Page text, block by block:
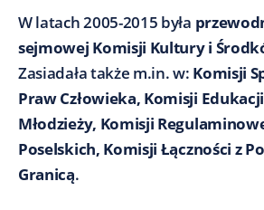
W latach 2005-2015 była
sejmowej Komisji Kultury i
Zasiadała także m.in. w: Komisji
Praw Człowieka, Komisji
Młodzieży, Komisji
Poselskich, Komisji Łączności z
Granicą.